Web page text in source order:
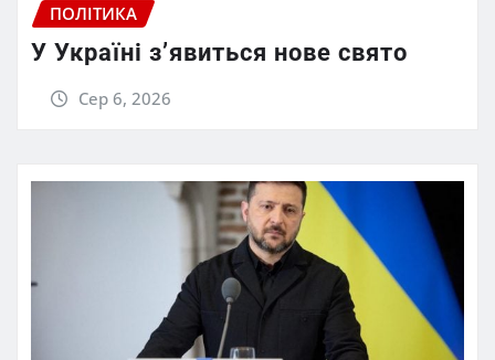
ПОЛІТИКА
У Україні з’явиться нове свято
Сер 6, 2026